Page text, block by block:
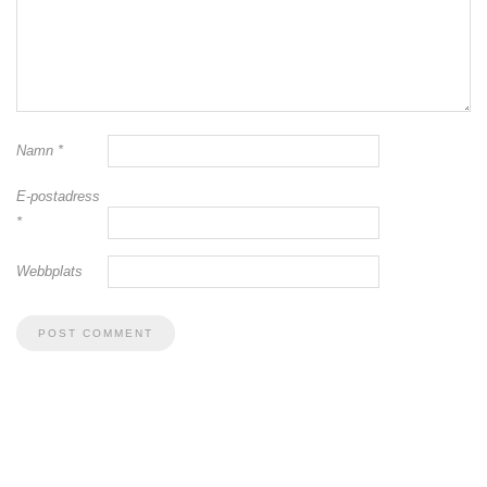
Namn *
E-postadress
*
Webbplats